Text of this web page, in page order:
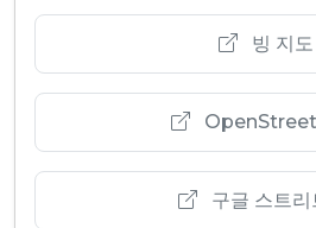
빙 지도
구글 스트리